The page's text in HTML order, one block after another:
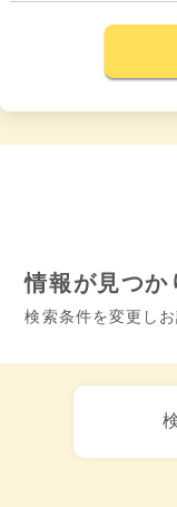
情報が見つか
検索条件を変更しお